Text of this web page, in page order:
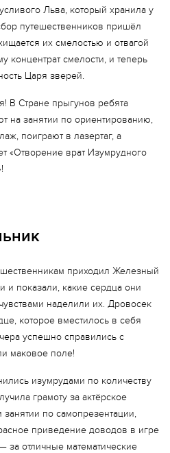
21 фото
Льва, который хранила у
путешественников пришёл
их смелостью и отвагой
концентрат смелости, и теперь
Царя зверей.
В Стране прыгунов ребята
на занятии по ориентированию,
поиграют в лазертаг, а
«Отворение врат Изумрудного
приходил Железный
и показали, какие сердца они
наделили их. Дровосек
которое вместилось в себя
успешно справились с
маковое поле!
изумрудами по количеству
грамоту за актёрское
по самопрезентации,
приведение доводов в игре
за отличные математические